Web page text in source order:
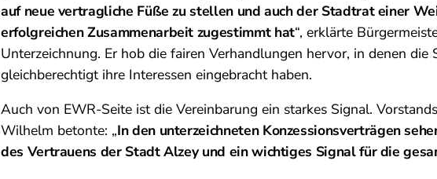
auf neue vertragliche Füße zu stellen und auch der Stadtrat einer
erfolgreichen Zusammenarbeit zugestimmt hat“, erklärte
Unterzeichnung. Er hob die fairen Verhandlungen hervor, in denen die
gleichberechtigt ihre Interessen eingebracht haben.
Auch von EWR-Seite ist die Vereinbarung ein starkes Signal.
Wilhelm betonte: „In den unterzeichneten Konzessionsverträgen
des Vertrauens der Stadt Alzey und ein wichtiges Signal für die